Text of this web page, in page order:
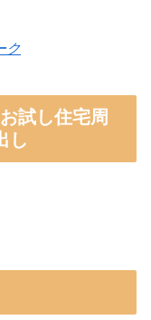
ク
試し住宅周
し